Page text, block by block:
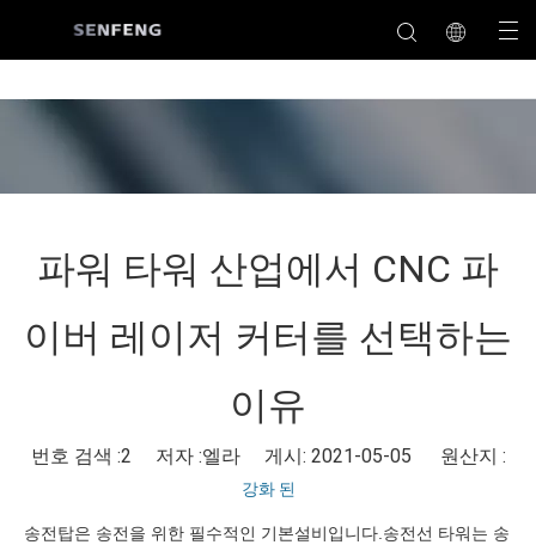
파워 타워 산업에서 CNC 파
이버 레이저 커터를 선택하는
이유
번호 검색 :2 저자 :엘라 게시: 2021-05-05 원산지 :
강화 된
송전탑은 송전을 위한 필수적인 기본설비입니다.송전선 타워는 송